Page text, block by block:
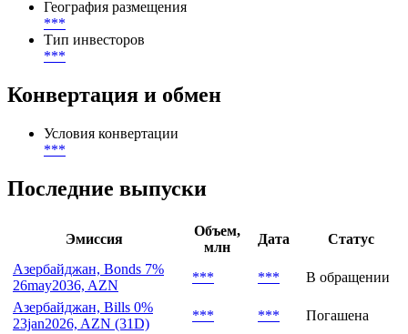
География размещения
***
Тип инвесторов
***
Конвертация и обмен
Условия конвертации
***
Последние выпуски
Эмиссия
Объем,
млн
Дата
Статус
Азербайджан, Bonds 7%
26may2036, AZN
*** ***
В обращении
Азербайджан, Bills 0%
23jan2026, AZN (31D)
*** ***
Погашена